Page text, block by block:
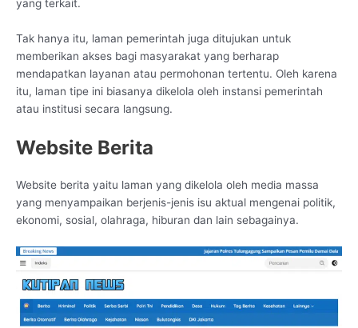
yang terkait.
Tak hanya itu, laman pemerintah juga ditujukan untuk
memberikan akses bagi masyarakat yang berharap
mendapatkan layanan atau permohonan tertentu. Oleh karena
itu, laman tipe ini biasanya dikelola oleh instansi pemerintah
atau institusi secara langsung.
Website Berita
Website berita yaitu laman yang dikelola oleh media massa
yang menyampaikan berjenis-jenis isu aktual mengenai politik,
ekonomi, sosial, olahraga, hiburan dan lain sebagainya.